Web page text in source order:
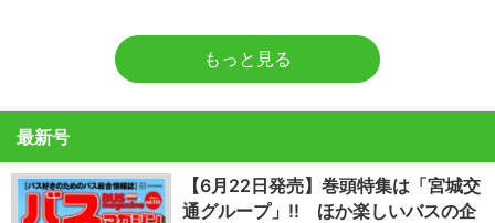
もっと見る
最新号
【6月22日発売】巻頭特集は「宮城交
通グループ」!! ほか楽しいバスの企